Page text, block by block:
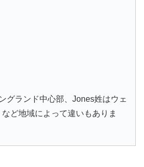
グランド中心部、Jones姓はウェ
ど地域によって違いもありま